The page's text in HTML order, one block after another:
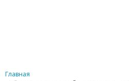
Главная